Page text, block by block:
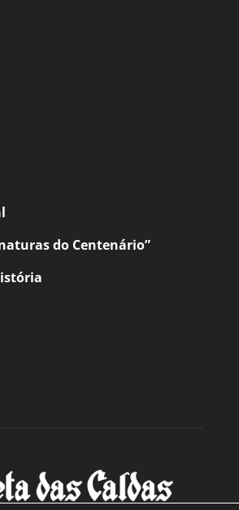
do Centenário”